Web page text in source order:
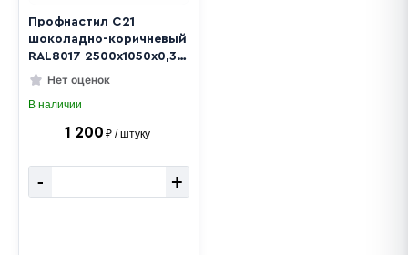
В наличии
Профнастил С21
шоколадно-коричневый
RAL8017 2500х1050х0,32
мм
Нет оценок
1 200 ₽ / штуку
- +